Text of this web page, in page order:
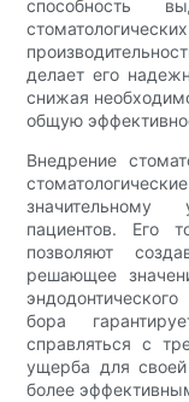
способность
делает его
снижая
общую
Внедрение
значительному
пациентов. Его
позволяют
решающее
бора
справляться с
ущерба для своей
более